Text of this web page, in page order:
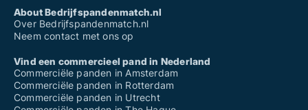
About Bedrijfspandenmatch.nl
Over Bedrijfspandenmatch.nl
Neem contact met ons op
Vind een commercieel pand in Nederland
Commerciële panden in Amsterdam
Commerciële panden in Rotterdam
Commerciële panden in Utrecht